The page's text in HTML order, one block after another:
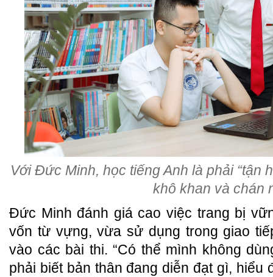
Với Đức Minh, học tiếng Anh là phải “tận
khô khan và chán
Đức Minh đánh giá cao việc trang bị
vốn từ vựng, vừa sử dụng trong giao
vào các bài thi. “Có thể mình không
phải biết bản thân đang diễn đạt gì,